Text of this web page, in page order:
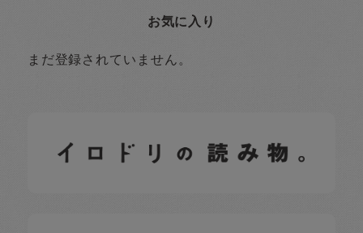
お気に入り
まだ登録されていません。
日常の様子など随時更新中です。